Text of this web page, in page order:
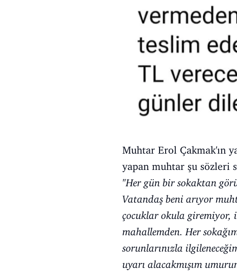
Muhtar Erol Çakmak'ın
yapan muhtar şu sözleri
"Her gün bir sokaktan
Vatandaş beni arıyor
çocuklar okula giremiyor,
mahallemden. Her
sorunlarınızla
uyarı alacakmışım